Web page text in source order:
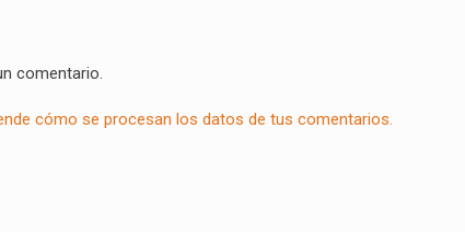
comentario.
cómo se procesan los datos de tus comentarios.